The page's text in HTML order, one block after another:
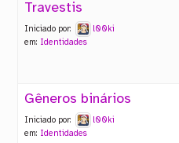
Travestis
Iniciado por:
l00ki
em: Identidades
Gêneros binários
Iniciado por:
l00ki
em: Identidades